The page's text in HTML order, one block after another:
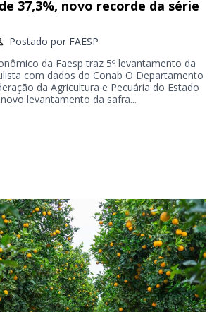
37,3%, novo recorde da série
Postado por FAESP
da Faesp traz 5º levantamento da
com dados do Conab O Departamento
da Agricultura e Pecuária do Estado
levantamento da safra...